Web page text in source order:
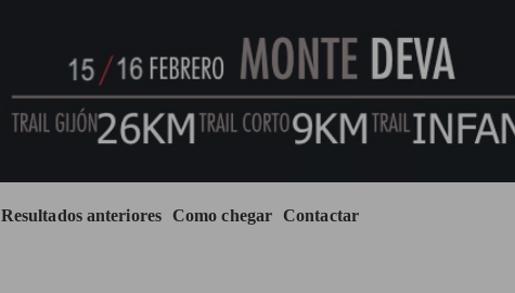
Resultados anteriores Como chegar Contactar